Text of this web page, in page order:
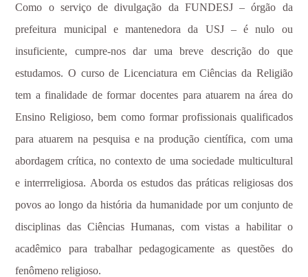
Como o serviço de divulgação da FUNDESJ – órgão da
prefeitura municipal e mantenedora da USJ – é nulo ou
insuficiente, cumpre-nos dar uma breve descrição do que
estudamos. O curso de Licenciatura em Ciências da Religião
tem a finalidade de formar docentes para atuarem na área do
Ensino Religioso, bem como formar profissionais qualificados
para atuarem na pesquisa e na produção científica, com uma
abordagem crítica, no contexto de uma sociedade multicultural
e interrreligiosa. Aborda os estudos das práticas religiosas dos
povos ao longo da história da humanidade por um conjunto de
disciplinas das Ciências Humanas, com vistas a habilitar o
acadêmico para trabalhar pedagogicamente as questões do
fenômeno religioso.